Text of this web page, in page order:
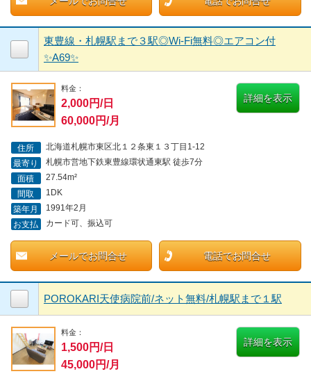
東豊線・札幌駅まで３駅◎Wi-Fi無料◎エアコン付
✨A69✨
料金：
2,000円/日
60,000円/月
詳細を表示
住所
北海道札幌市東区北１２条東１３丁目1-12
最寄り
札幌市営地下鉄東豊線環状通東駅 徒歩7分
面積
27.54m²
間取
1DK
築年月
1991年2月
お支払
カード可、振込可
メールでお問合せ 電話でお問合せ
POROKARI天使病院前/ネット無料/札幌駅まで１駅
料金：
1,500円/日
45,000円/月
詳細を表示